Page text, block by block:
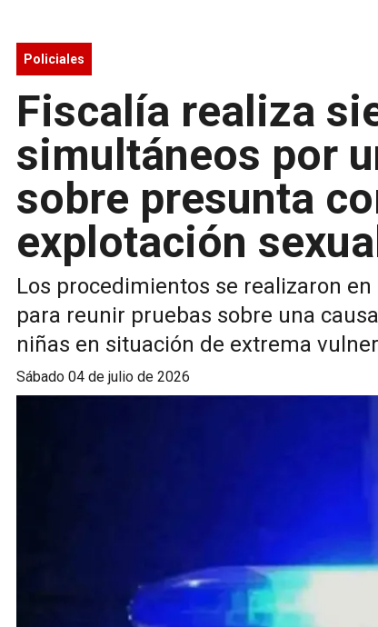
Policiales
Fiscalía realiza
simultáneos por
sobre presunta
explotación
Los procedimientos se realizaron
para reunir pruebas sobre una
niñas en situación de extrema
sábado 04 de julio de 2026